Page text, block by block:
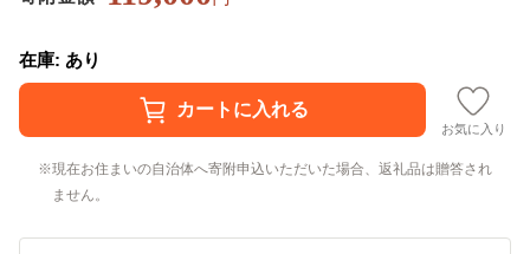
在庫: あり
お気に入り
現在お住まいの自治体へ寄附申込いただいた場合、返礼品は贈答され
ません。